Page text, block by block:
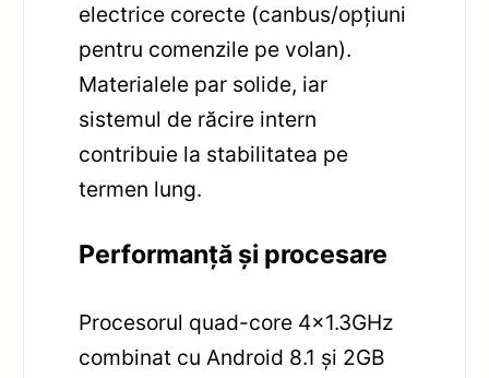
electrice corecte (canbus/opțiuni
pentru comenzile pe volan).
Materialele par solide, iar
sistemul de răcire intern
contribuie la stabilitatea pe
termen lung.
Performanță și procesare
Procesorul quad-core 4×1.3GHz
combinat cu Android 8.1 și 2GB